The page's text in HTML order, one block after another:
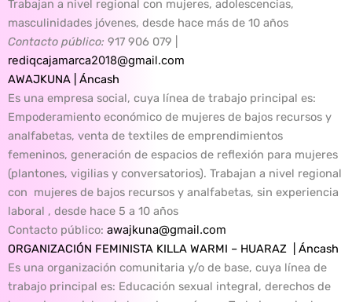
Trabajan a nivel regional con mujeres, adolescencias,
masculinidades jóvenes, desde hace más de 10 años
Contacto público: 917 906 079 |
rediqcajamarca2018@gmail.com
AWAJKUNA | Áncash
Es una empresa social, cuya línea de trabajo principal es:
Empoderamiento económico de mujeres de bajos recursos y
analfabetas, venta de textiles de emprendimientos
femeninos, generación de espacios de reflexión para mujeres
(plantones, vigilias y conversatorios). Trabajan a nivel regional
con mujeres de bajos recursos y analfabetas, sin experiencia
laboral , desde hace 5 a 10 años
Contacto público: awajkuna@gmail.com
ORGANIZACIÓN FEMINISTA KILLA WARMI – HUARAZ | Áncash
Es una organización comunitaria y/o de base, cuya línea de
trabajo principal es: Educación sexual integral, derechos de